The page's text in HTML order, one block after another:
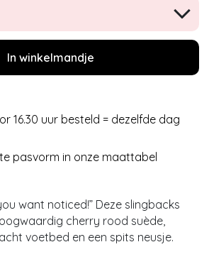
In winkelmandje
16.30 uur besteld = dezelfde dag
pasvorm in onze maattabel
want noticed!” Deze slingbacks
cherry rood suède,
voetbed en een spits neusje.